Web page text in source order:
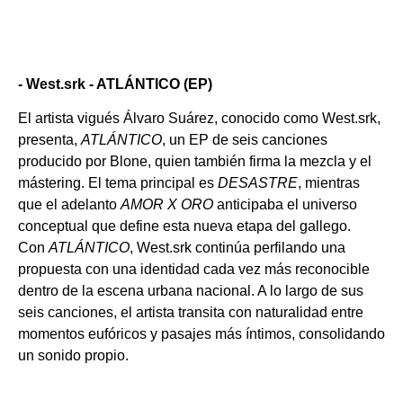
- West.srk - ATLÁNTICO (EP)
El artista vigués Álvaro Suárez, conocido como West.srk,
presenta, ATLÁNTICO, un EP de seis canciones
producido por Blone, quien también firma la mezcla y el
mástering. El tema principal es DESASTRE, mientras
que el adelanto AMOR X ORO anticipaba el universo
conceptual que define esta nueva etapa del gallego.
Con ATLÁNTICO, West.srk continúa perfilando una
propuesta con una identidad cada vez más reconocible
dentro de la escena urbana nacional. A lo largo de sus
seis canciones, el artista transita con naturalidad entre
momentos eufóricos y pasajes más íntimos, consolidando
un sonido propio.